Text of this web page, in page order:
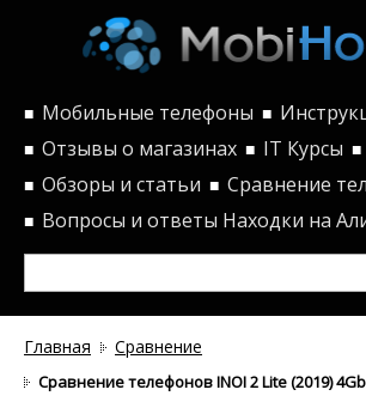
■ Мобильные телефоны ■
■ Отзывы о магазинах ■ IT Курсы ■
■ Обзоры и статьи ■ Сравнение
■ Вопросы и ответы Находки на
Главная Сравнение
Сравнение телефонов INOI 2 Lite (2019)